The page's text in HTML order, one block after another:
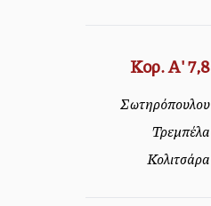
Κορ. Α' 7,8
Σωτηρόπουλου
Τρεμπέλα
Κολιτσάρα